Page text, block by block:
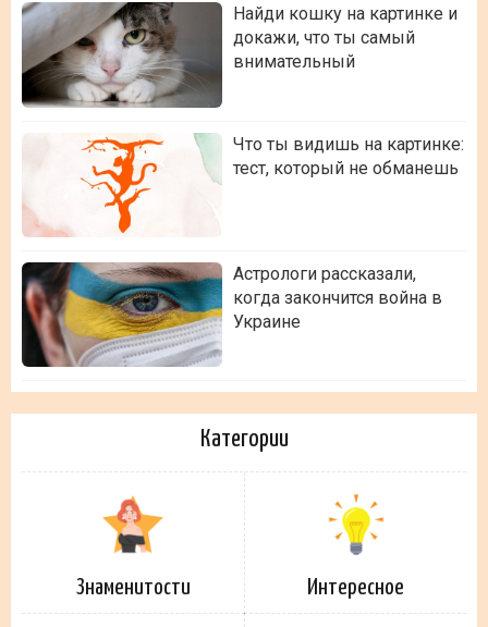
Найди кошку на картинке и
докажи, что ты самый
внимательный
Что ты видишь на картинке:
тест, который не обманешь
Астрологи рассказали,
когда закончится война в
Украине
Категории
Знаменитости Интересное